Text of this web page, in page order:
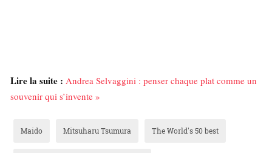
Lire la suite : Andrea Selvaggini : penser chaque plat comme un
souvenir qui s’invente »
Maido Mitsuharu Tsumura The World's 50 best